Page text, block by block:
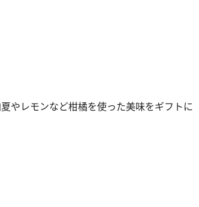
やレモンなど柑橘を使った美味をギフトに